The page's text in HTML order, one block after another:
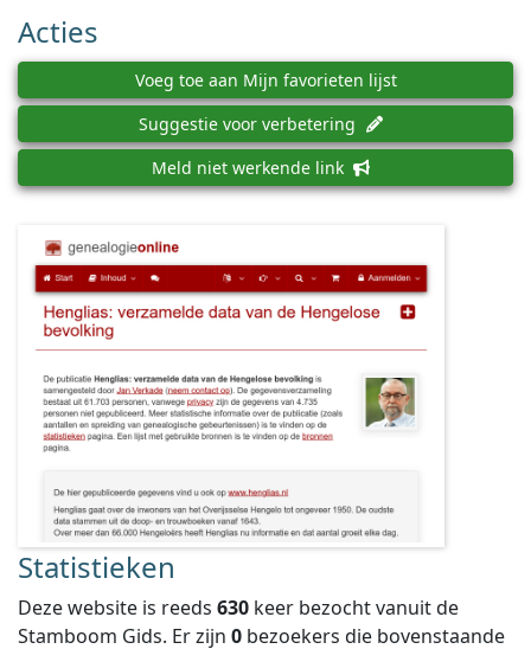
Acties
Voeg toe aan Mijn favorieten lijst
Suggestie voor verbetering
Meld niet werkende link
Statistieken
Deze website is reeds 630 keer bezocht vanuit de
Stamboom Gids. Er zijn 0 bezoekers die bovenstaande